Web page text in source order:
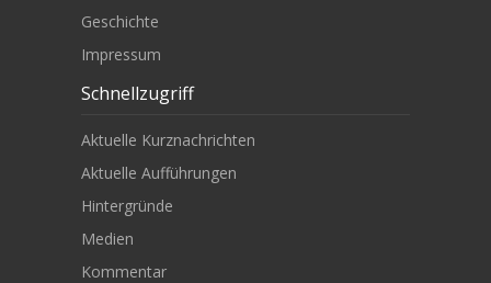
Geschichte
Impressum
Schnellzugriff
Aktuelle Kurznachrichten
Aktuelle Aufführungen
Hintergründe
Medien
Kommentar